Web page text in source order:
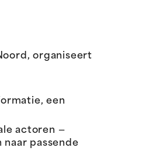
organiseert
een
actoren —
passende